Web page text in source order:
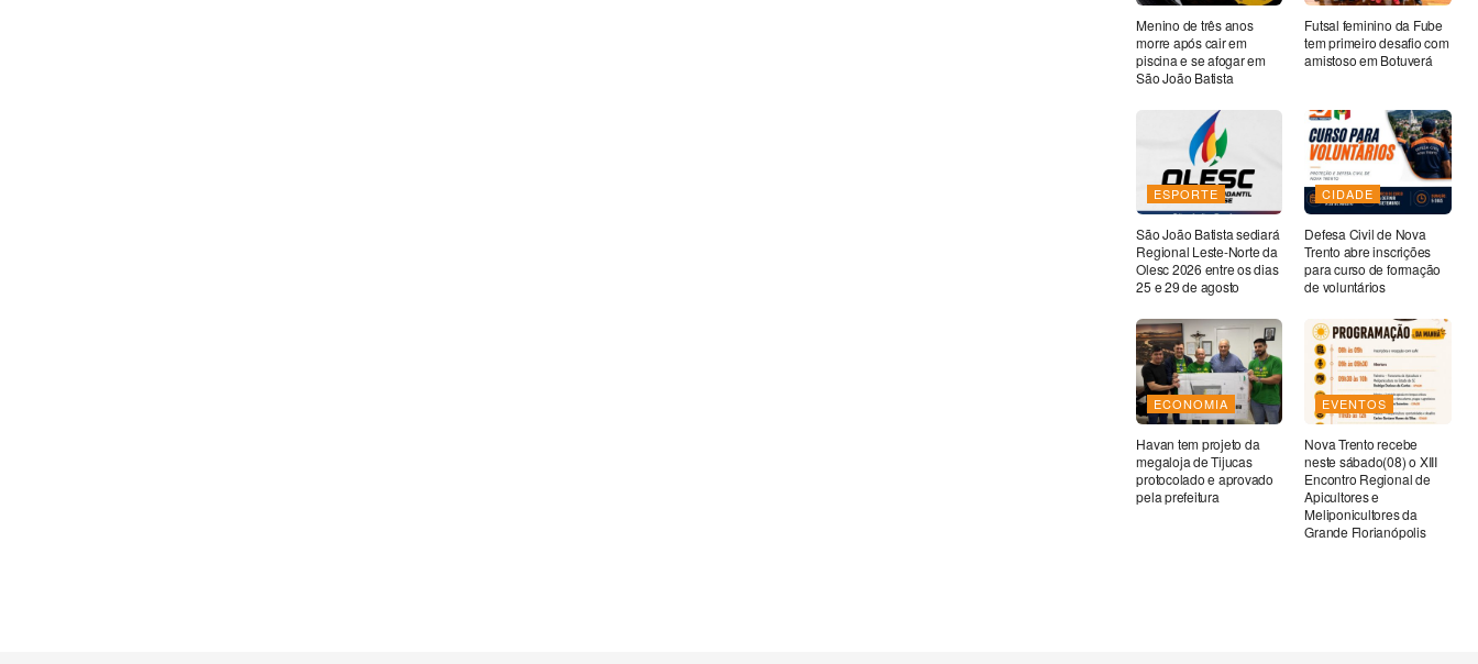
Menino de três anos
morre após cair em
piscina e se afogar em
São João Batista
Futsal feminino da Fube
tem primeiro desafio com
amistoso em Botuverá
ESPORTE
São João Batista sediará
Regional Leste-Norte da
Olesc 2026 entre os dias
25 e 29 de agosto
CIDADE
Defesa Civil de Nova
Trento abre inscrições
para curso de formação
de voluntários
ECONOMIA
Havan tem projeto da
megaloja de Tijucas
protocolado e aprovado
pela prefeitura
EVENTOS
Nova Trento recebe
neste sábado(08) o XIII
Encontro Regional de
Apicultores e
Meliponicultores da
Grande Florianópolis